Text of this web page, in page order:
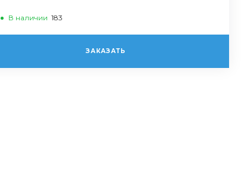
В наличии 183
ЗАКАЗАТЬ